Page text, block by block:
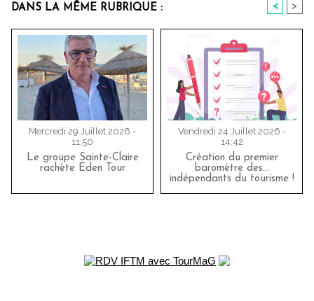
DANS LA MÊME RUBRIQUE : < >
Mercredi 29 Juillet 2026 -
11:50
Le groupe Sainte-Claire
rachète Eden Tour
Vendredi 24 Juillet 2026 -
14:42
Création du premier
baromètre des…
indépendants du tourisme !